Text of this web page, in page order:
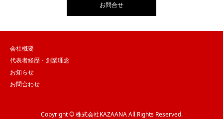
お問合せ
会社概要
代表者経歴・創業理念
お知らせ
お問合わせ
Copyright © 株式会社KAZAANA All Rights Reserved.